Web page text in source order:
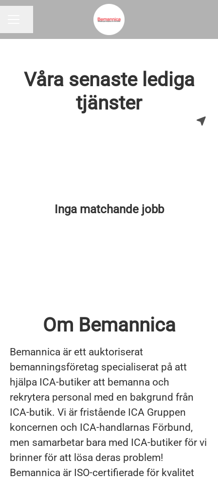
Våra senaste lediga
tjänster
Inga matchande jobb
Om Bemannica
Bemannica är ett auktoriserat
bemanningsföretag specialiserat på att
hjälpa ICA-butiker att bemanna och
rekrytera personal med en bakgrund från
ICA-butik. Vi är fristående ICA Gruppen
koncernen och ICA-handlarnas Förbund,
men samarbetar bara med ICA-butiker för vi
brinner för att lösa deras problem!
Bemannica är ISO-certifierade för kvalitet